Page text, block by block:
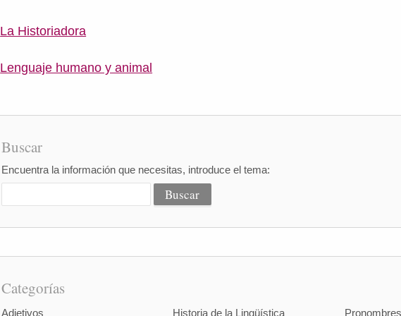
La Historiadora
Lenguaje humano y animal
Buscar
Encuentra la información que necesitas, introduce el tema:
Categorías
Adjetivos Historia de la Lingüística Pronombres